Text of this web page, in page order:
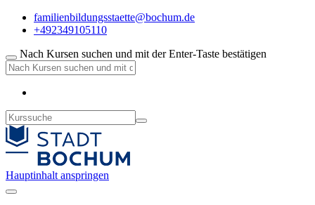
familienbildungsstaette@bochum.de
+492349105110
Nach Kursen suchen und mit der Enter-Taste bestätigen
Hauptinhalt anspringen